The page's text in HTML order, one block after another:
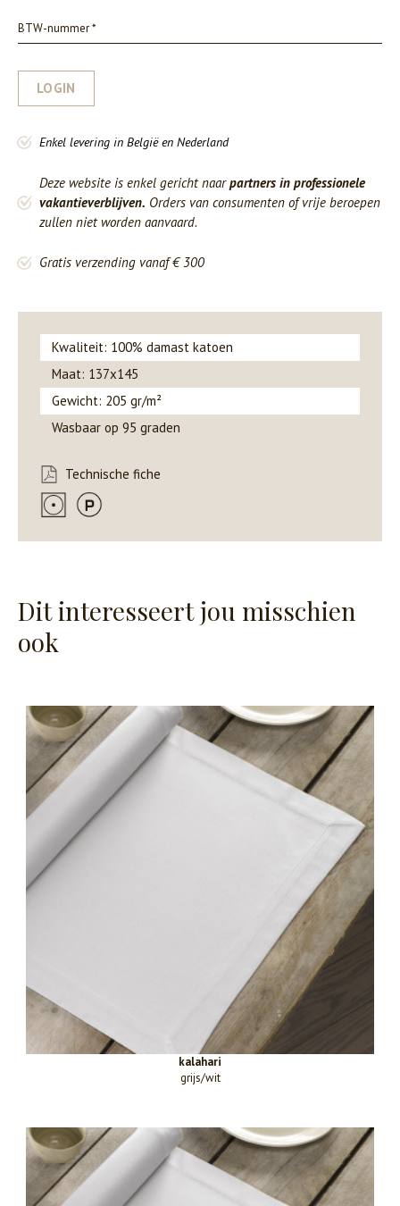
LOGIN
Enkel levering in België en Nederland
Deze website is enkel gericht naarpartners in professionele
vakantieverblijven. Orders van consumenten of vrije beroepen
zullen niet worden aanvaard.
Gratis verzending vanaf € 300
Kwaliteit: 100% damast katoen
Maat: 137x145
Gewicht: 205 gr/m²
Wasbaar op 95 graden
Technische fiche
Dit interesseert jou misschien
ook
kalahari
grijs/wit